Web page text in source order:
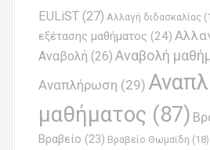
EULiST (27) Αλλαγή διδασκαλίας
εξέτασης μαθήματος (24)
Αναβολή (26) Αναβολή
Αναπλήρωση (29)
μαθήματος (87)
Βραβείο (23) Βραβείο Θωμαϊδη (18)